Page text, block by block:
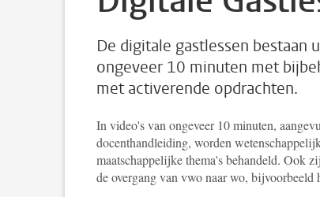
De digitale gastlessen bestaan
ongeveer 10 minuten met
met activerende opdrachten.
In video's van ongeveer 10 minuten,
docenthandleiding, worden
maatschappelijke thema's behandeld. Ook
de overgang van vwo naar wo, bijvoorbeeld